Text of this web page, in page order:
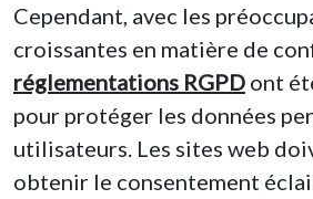
Cependant, avec les
croissantes en matière de
réglementations RGPD ont
pour protéger les données
utilisateurs. Les sites web
obtenir le consentement